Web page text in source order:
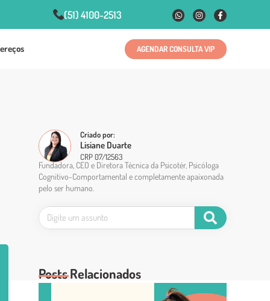
(51) 4100-2513
AGENDAR CONSULTA VIP
Criado por:
Lisiane Duarte
CRP 07/12563
Fundadora, CEO e Diretora Técnica da Psicotér, Psicóloga
Cognitivo-Comportamental e completamente apaixonada
pelo ser humano.
Posts Relacionados